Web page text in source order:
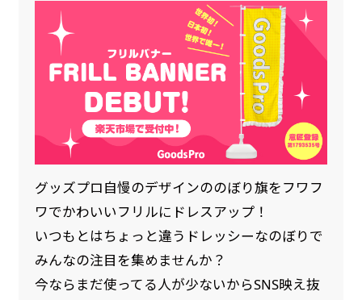
グッズプロ自慢のデザインののぼり旗をフワフ
ワでかわいいフリルにドレスアップ！
いつもとはちょっと違うドレッシーなのぼりで
みんなの注目を集めませんか？
今ならまだ使ってる人が少ないからSNS映え抜